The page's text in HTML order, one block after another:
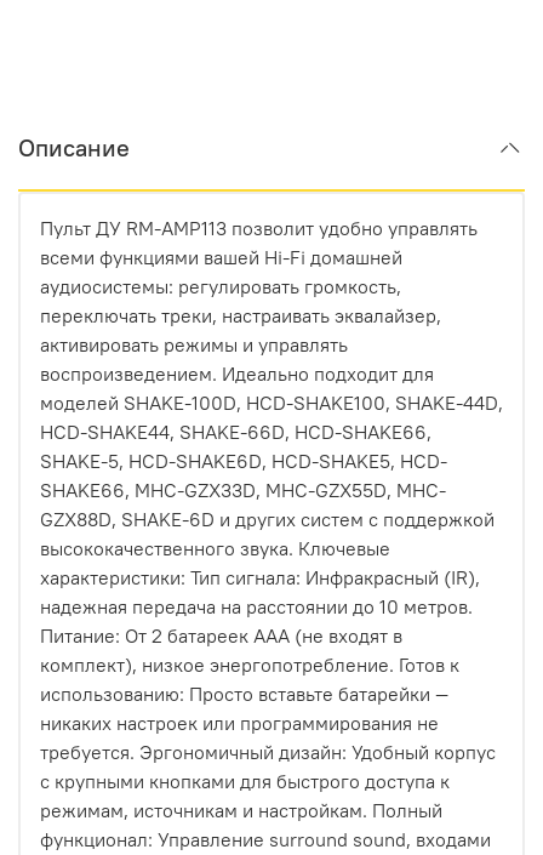
Описание
Пульт ДУ RM-AMP113 позволит удобно управлять
всеми функциями вашей Hi-Fi домашней
аудиосистемы: регулировать громкость,
переключать треки, настраивать эквалайзер,
активировать режимы и управлять
воспроизведением. Идеально подходит для
моделей SHAKE-100D, HCD-SHAKE100, SHAKE-44D,
HCD-SHAKE44, SHAKE-66D, HCD-SHAKE66,
SHAKE-5, HCD-SHAKE6D, HCD-SHAKE5, HCD-
SHAKE66, MHC-GZX33D, MHC-GZX55D, MHC-
GZX88D, SHAKE-6D и других систем с поддержкой
высококачественного звука. Ключевые
характеристики: Тип сигнала: Инфракрасный (IR),
надежная передача на расстоянии до 10 метров.
Питание: От 2 батареек AAA (не входят в
комплект), низкое энергопотребление. Готов к
использованию: Просто вставьте батарейки —
никаких настроек или программирования не
требуется. Эргономичный дизайн: Удобный корпус
с крупными кнопками для быстрого доступа к
режимам, источникам и настройкам. Полный
функционал: Управление surround sound, входами